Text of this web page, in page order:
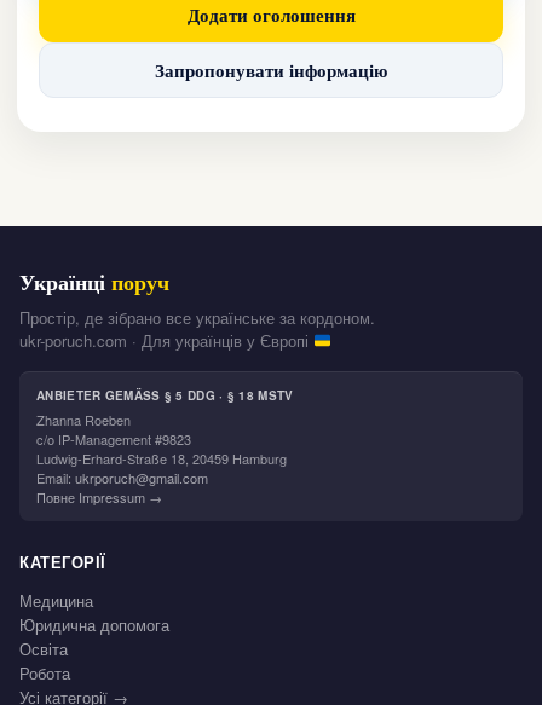
Додати оголошення
Запропонувати інформацію
Українціпоруч
Простір, де зібрано все українське за кордоном.
ukr-poruch.com · Для українців у Європі
ANBIETER GEMÄSS § 5 DDG · § 18 MSTV
Zhanna Roeben
c/o IP-Management #9823
Ludwig-Erhard-Straße 18, 20459 Hamburg
Email: ukrporuch@gmail.com
Повне Impressum →
КАТЕГОРІЇ
Медицина
Юридична допомога
Освіта
Робота
Усі категорії →